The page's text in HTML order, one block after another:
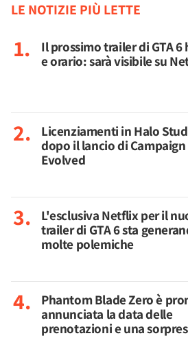
LE NOTIZIE PIÙ LETTE
Il prossimo trailer di GTA 6
e orario: sarà visibile su
Licenziamenti in Halo
dopo il lancio di Campaign
Evolved
L'esclusiva Netflix per il
trailer di GTA 6 sta
molte polemiche
Phantom Blade Zero è
annunciata la data delle
prenotazioni e una